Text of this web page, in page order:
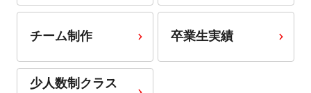
チーム制作 卒業生実績
少人数制クラス